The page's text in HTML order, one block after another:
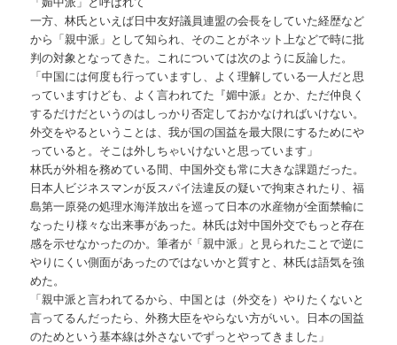
一方、林氏といえば日中友好議員連盟の会長をしていた経歴など
から「親中派」として知られ、そのことがネット上などで時に批
判の対象となってきた。これについては次のように反論した。
「中国には何度も行っていますし、よく理解している一人だと思
っていますけども、よく言われてた『媚中派』とか、ただ仲良く
するだけだというのはしっかり否定しておかなければいけない。
外交をやるということは、我が国の国益を最大限にするためにや
っていると。そこは外しちゃいけないと思っています」
林氏が外相を務めている間、中国外交も常に大きな課題だった。
日本人ビジネスマンが反スパイ法違反の疑いで拘束されたり、福
島第一原発の処理水海洋放出を巡って日本の水産物が全面禁輸に
なったり様々な出来事があった。林氏は対中国外交でもっと存在
感を示せなかったのか。筆者が「親中派」と見られたことで逆に
やりにくい側面があったのではないかと質すと、林氏は語気を強
めた。
「親中派と言われてるから、中国とは（外交を）やりたくないと
言ってるんだったら、外務大臣をやらない方がいい。日本の国益
のためという基本線は外さないでずっとやってきました」